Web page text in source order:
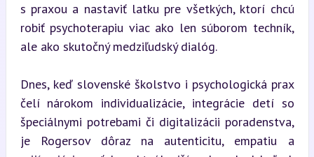
s praxou a nastaviť latku pre všetkých, ktorí chcú
robiť psychoterapiu viac ako len súborom techník,
ale ako skutočný medziľudský dialóg.
Dnes, keď slovenské školstvo i psychologická prax
čelí nárokom individualizácie, integrácie detí so
špeciálnymi potrebami či digitalizácii poradenstva,
je Rogersov dôraz na autenticitu, empatiu a